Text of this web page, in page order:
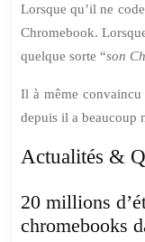
Lorsque qu’il ne
Chromebook.
quelque sorte “son
Il à même convaincu
depuis il a beaucoup
Actualités &
20 millions
chromebooks